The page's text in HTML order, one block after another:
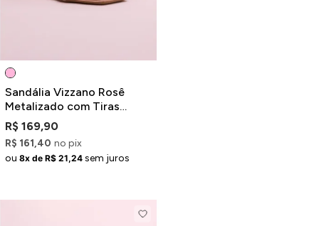
Sandália Vizzano Rosê
Metalizado com Tiras
Brilhosas e Transpassadas
R$ 169,90
R$ 161,40 no pix
ou 8x de R$ 21,24 sem juros